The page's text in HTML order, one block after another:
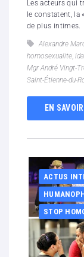
Les acteurs qui
le constatent, la
de plus intimes.
Alexandre
homosexualite
Mgr André Vingt-
Saint-Étienne-du-
EN
ACTUS
STOP